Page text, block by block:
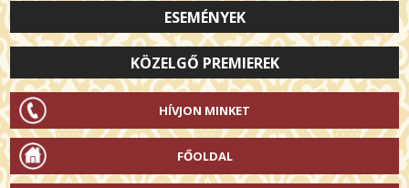
ESEMÉNYEK
KÖZELGŐ PREMIEREK
HÍVJON MINKET
FŐOLDAL